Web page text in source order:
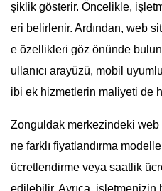
şiklik gösterir. Öncelikle,
eri belirlenir. Ardından, web
e özellikleri göz önünde
ullanıcı arayüzü, mobil
ibi ek hizmetlerin maliyeti de
Zonguldak merkezindeki web
ne farklı fiyatlandırma
ücretlendirme veya saatlik